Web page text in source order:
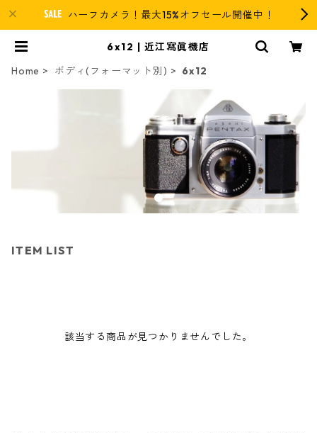
ハーフカメラ！最大15%オフセール開催中！
6x12 | 近江寫眞機店
Home
ボディ(フォーマット別) 6x12
ITEM LIST
該当する商品が見つかりませんでした。